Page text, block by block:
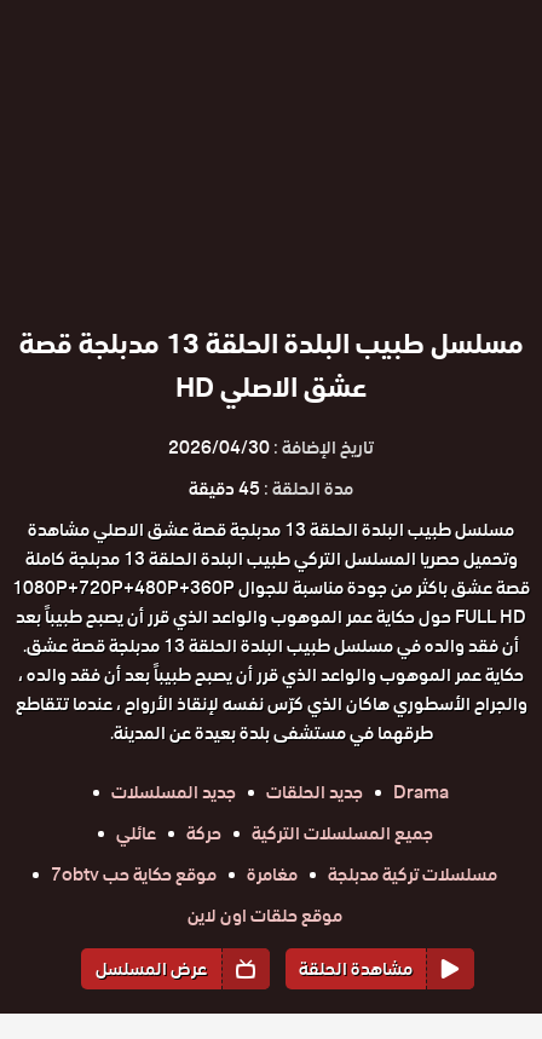
مسلسل طبيب البلدة الحلقة 13 مدبلجة قصة
عشق الاصلي HD
تاريخ الإضافة :2026/04/30
مدة الحلقة :45 دقيقة
مسلسل طبيب البلدة الحلقة 13 مدبلجة قصة عشق الاصلي مشاهدة
وتحميل حصريا المسلسل التركي طبيب البلدة الحلقة 13 مدبلجة كاملة
قصة عشق باكثر من جودة مناسبة للجوال 1080P+720P+480P+360P
FULL HD حول حكاية عمر الموهوب والواعد الذي قرر أن يصبح طبيباً بعد
أن فقد والده في مسلسل طبيب البلدة الحلقة 13 مدبلجة قصة عشق.
حكاية عمر الموهوب والواعد الذي قرر أن يصبح طبيباً بعد أن فقد والده ،
والجراح الأسطوري هاكان الذي كرّس نفسه لإنقاذ الأرواح ، عندما تتقاطع
طرقهما في مستشفى بلدة بعيدة عن المدينة.
Drama
جديد الحلقات
جديد المسلسلات
جميع المسلسلات التركية
حركة
عائلي
مسلسلات تركية مدبلجة
مغامرة
موقع حكاية حب 7obtv
موقع حلقات اون لاين
مشاهدة الحلقة
عرض المسلسل